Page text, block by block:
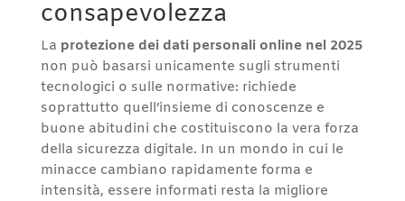
consapevolezza
La protezione dei dati personali online nel 2025
non può basarsi unicamente sugli strumenti
tecnologici o sulle normative: richiede
soprattutto quell’insieme di conoscenze e
buone abitudini che costituiscono la vera forza
della sicurezza digitale. In un mondo in cui le
minacce cambiano rapidamente forma e
intensità, essere informati resta la migliore